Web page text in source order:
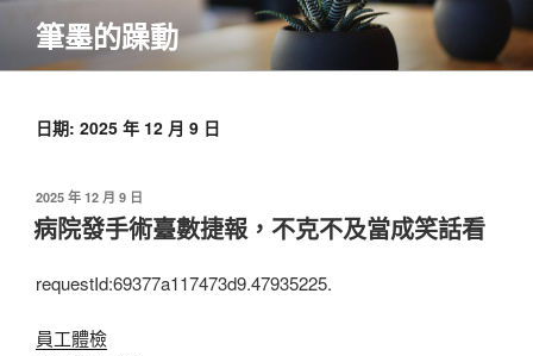
主
筆墨的躁動
日期: 2025 年 12 月 9 日
發
佈
於
2025 年 12 月 9 日
病院發手術臺數捷報，不克不及當成笑話看
requestId:69377a117473d9.47935225.
員工體檢